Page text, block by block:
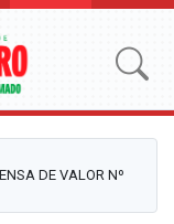
DE VALOR Nº